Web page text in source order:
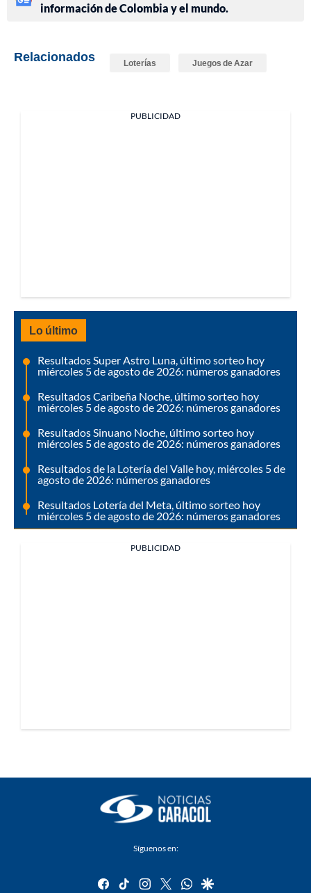
información de Colombia y el mundo.
Relacionados Loterías Juegos de Azar
PUBLICIDAD
Lo último
Resultados Super Astro Luna, último sorteo hoy
miércoles 5 de agosto de 2026: números ganadores
Resultados Caribeña Noche, último sorteo hoy
miércoles 5 de agosto de 2026: números ganadores
Resultados Sinuano Noche, último sorteo hoy
miércoles 5 de agosto de 2026: números ganadores
Resultados de la Lotería del Valle hoy, miércoles 5 de
agosto de 2026: números ganadores
Resultados Lotería del Meta, último sorteo hoy
miércoles 5 de agosto de 2026: números ganadores
PUBLICIDAD
Síguenos en:
facebook
tiktok instagram
twitterwhatsapp
google